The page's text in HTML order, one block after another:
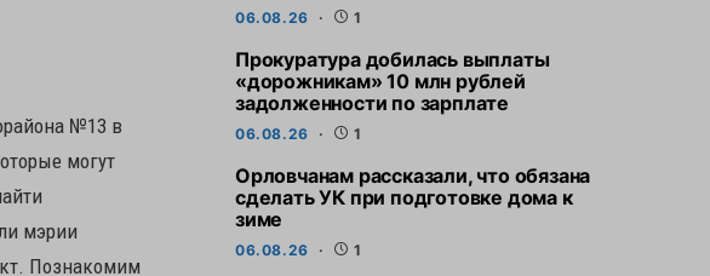
№13 в
могут
мэрии
Познакомим
06.08.26 1
Прокуратура добилась выплаты
«дорожникам» 10 млн рублей
задолженности по зарплате
06.08.26 1
Орловчанам рассказали, что обязана
сделать УК при подготовке дома к
зиме
06.08.26 1